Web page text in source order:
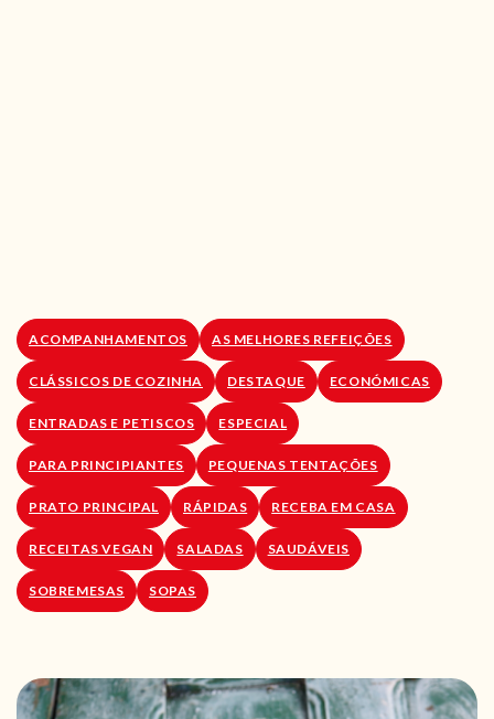
ACOMPANHAMENTOS AS MELHORES REFEIÇÕES
CLÁSSICOS DE COZINHA DESTAQUE ECONÓMICAS
ENTRADAS E PETISCOS ESPECIAL
PARA PRINCIPIANTES PEQUENAS TENTAÇÕES
PRATO PRINCIPAL RÁPIDAS RECEBA EM CASA
RECEITAS VEGAN SALADAS SAUDÁVEIS
SOBREMESAS SOPAS